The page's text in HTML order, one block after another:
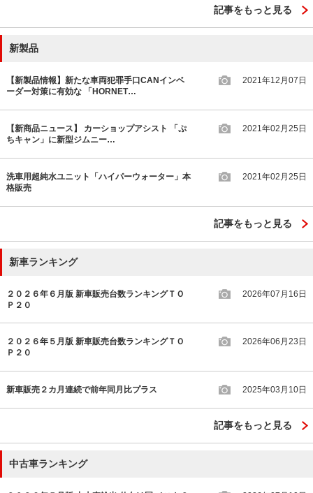
記事をもっと見る
新製品
【新製品情報】新たな車両犯罪手口CANインベ
ーダー対策に有効な 「HORNET…
2021年12月07日
【新商品ニュース】 カーショップアシスト 「ぷ
ちキャン」に新型ジムニー…
2021年02月25日
洗車用超純水ユニット「ハイパーウォーター」本
格販売
2021年02月25日
記事をもっと見る
新車ランキング
２０２６年６月版 新車販売台数ランキングＴＯ
Ｐ２０
2026年07月16日
２０２６年５月版 新車販売台数ランキングＴＯ
Ｐ２０
2026年06月23日
新車販売２カ月連続で前年同月比プラス 2025年03月10日
記事をもっと見る
中古車ランキング